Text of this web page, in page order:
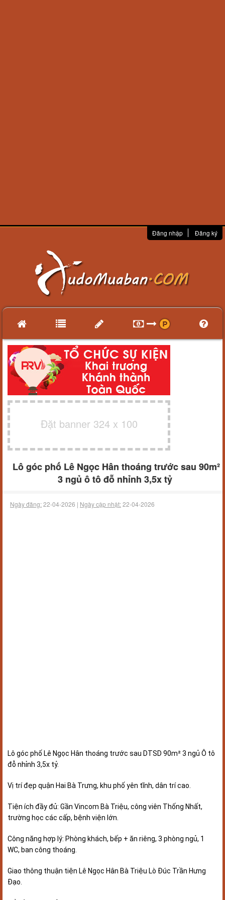
Đăng nhập Đăng ký
Đặt banner 324 x 100
Lô góc phố Lê Ngọc Hân thoáng trước sau 90m²
3 ngủ ô tô đỗ nhỉnh 3,5x tỷ
Ngày đăng:22-04-2026 | Ngày cập nhật:22-04-2026
Lô góc phố Lê Ngọc Hân thoáng trước sau DTSD 90m² 3 ngủ Ô tô
đỗ nhỉnh 3,5x tỷ.
Vị trí đẹp quận Hai Bà Trưng, khu phố yên tĩnh, dân trí cao.
Tiện ích đầy đủ: Gần Vincom Bà Triệu, công viên Thống Nhất,
trường học các cấp, bệnh viện lớn.
Công năng hợp lý: Phòng khách, bếp + ăn riêng, 3 phòng ngủ, 1
WC, ban công thoáng.
Giao thông thuận tiện Lê Ngọc Hân Bà Triệu Lò Đúc Trần Hưng
Đạo.